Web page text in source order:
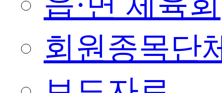
회원종목단